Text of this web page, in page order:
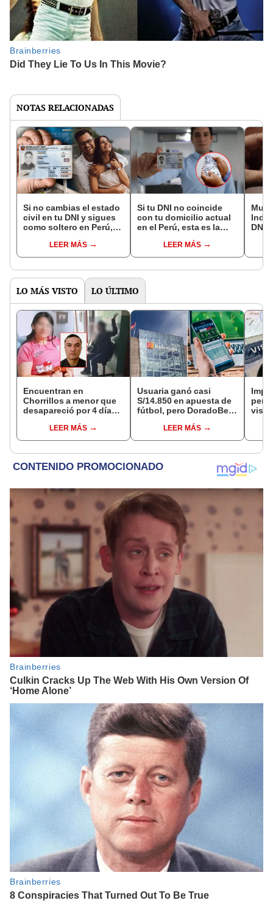
NOTAS RELACIONADAS
Si no cambias el estado
civil en tu DNI y sigues
como soltero en Perú,
deberás pagar en 2025,
vía Reniec
LEER MÁS
Si tu DNI no coincide
con tu domicilio actual
en el Perú, esta es la
en 2025LEER MÁS
DNI
LO MÁS VISTO LO ÚLTIMO
Encuentran en
Chorrillos a menor que
desapareció por 4 días
sujeto que conoció en
Roblox: PNP busca al
LEER MÁS
Usuaria ganó casi
S/14.850 en apuesta de
fútbol, pero DoradoBet
Indecopi multó a la
empresa con más de S/
LEER MÁS